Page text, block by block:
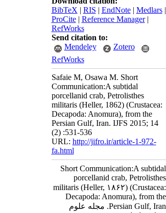
BibTeX | RIS | EndNote| Medlars|
ProCite| Reference Manager|
RefWorks
Send citation to:
Mendeley
Zotero
RefWorks
Safaie M, Osawa M. Short
Communication:A subtidal
porcellanid crab, Petrolisthes
militaris (Heller, 1862) (Crustacea:
Decapoda: Anomura), from the
Persian Gulf, Iran. IJFS 2015; 14
(2) :531-536
URL: http://jifro.ir/article-1-972-
fa.html
Short Communication:A subtidal
porcellanid crab, Petrolisthes
militaris (Heller, ۱۸۶۲) (Crustacea:
Decapoda: Anomura), from the
Persian Gulf, Iran. مجله علوم